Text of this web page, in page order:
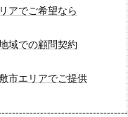
アでご希望なら
域での顧問契約
市エリアでご提供